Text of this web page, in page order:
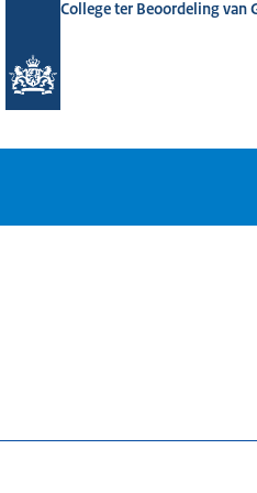
College ter Beoordeling van